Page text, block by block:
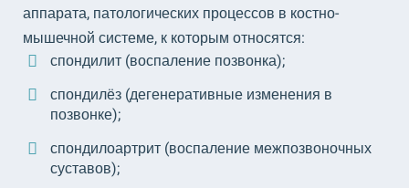
аппарата, патологических процессов в костно-
мышечной системе, к которым относятся:
спондилит (воспаление позвонка);
спондилёз (дегенеративные изменения в
позвонке);
спондилоартрит (воспаление межпозвоночных
суставов);